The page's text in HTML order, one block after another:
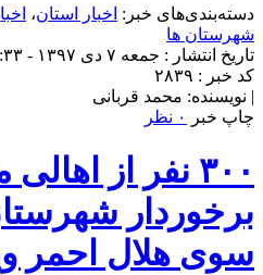
دسته‌بندی‌های خبر: اخبار استان،
شهرستان ها
تاریخ انتشار : جمعه ۷ دی ۱۳۹۷ - ۱۱:۳۳
کد خبر : ۲۸۳۹
| نویسنده: محمد قربانی
چاپ خبر
۰ نظر
۳۰۰ نفر از
برخوردار
سوی هلال احمر